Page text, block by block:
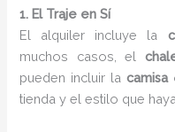
1. El Traje en Sí
El alquiler incluye la
muchos casos, el
pueden incluir lacamisa
tienda y el estilo que